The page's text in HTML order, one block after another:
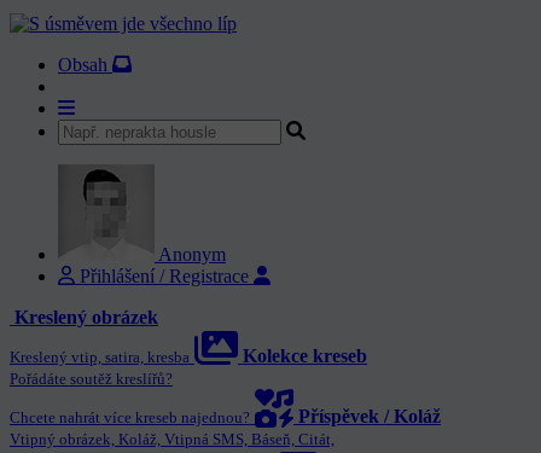
Obsah
Anonym
Přihlášení / Registrace
Kreslený obrázek
Kreslený vtip, satira, kresba Kolekce kreseb
Pořádáte soutěž kreslířů?
Chcete nahrát více kreseb najednou? Příspěvek / Koláž
Vtipný obrázek, Koláž, Vtipná SMS, Báseň, Citát,